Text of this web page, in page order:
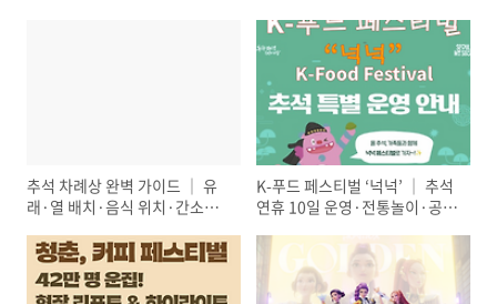
추석 차례상 완벽 가이드 │ 유
래·열 배치·음식 위치·간소화
K-푸드 페스티벌 ‘넉넉’ │ 추석
연휴 10일 운영·전통놀이·공연